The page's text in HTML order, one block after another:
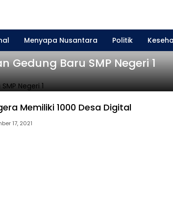
Menyapa Nusantara Politik
Gedung Baru SMP Negeri 1
Memiliki 1000 Desa Digital
17, 2021